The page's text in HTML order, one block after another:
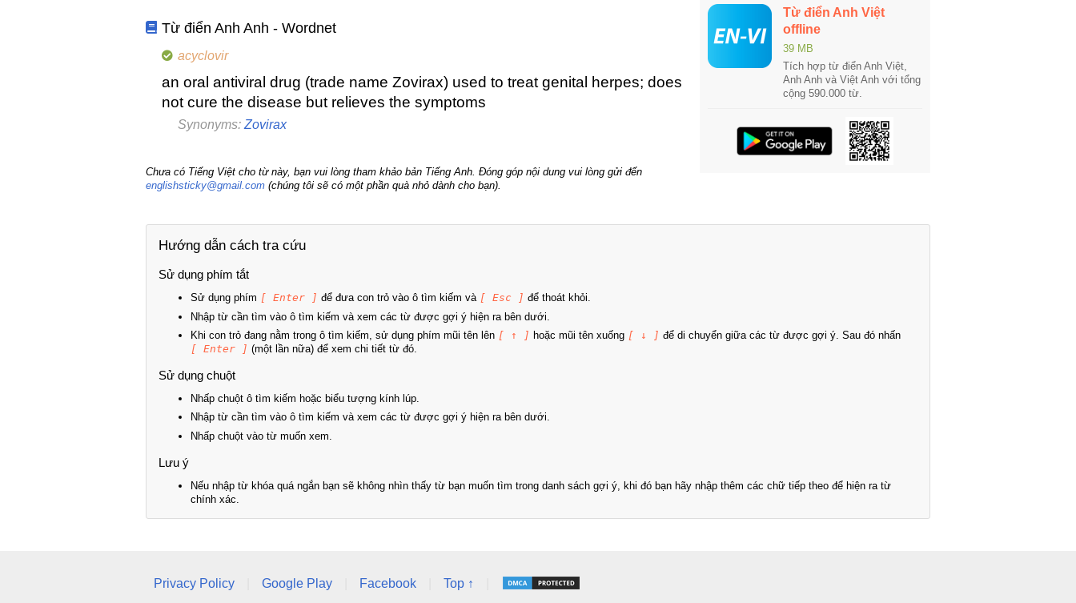
Từ điển Anh Anh - Wordnet
acyclovir
an oral antiviral drug (trade name Zovirax) used to treat genital herpes; does
not cure the disease but relieves the symptoms
Synonyms:Zovirax
Chưa có Tiếng Việt cho từ này, bạn vui lòng tham khảo bản Tiếng Anh. Đóng góp nội dung vui lòng gửi đến
englishsticky@gmail.com (chúng tôi sẽ có một phần quà nhỏ dành cho bạn).
Từ điển Anh Việt
offline
39 MB
Tích hợp từ điển Anh Việt,
Anh Anh và Việt Anh với tổng
cộng 590.000 từ.
Hướng dẫn cách tra cứu
Sử dụng phím tắt
Sử dụng phím [ Enter ] để đưa con trỏ vào ô tìm kiếm và [ Esc ] để thoát khỏi.
Nhập từ cần tìm vào ô tìm kiếm và xem các từ được gợi ý hiện ra bên dưới.
Khi con trỏ đang nằm trong ô tìm kiếm, sử dụng phím mũi tên lên [ ↑ ] hoặc mũi tên xuống [ ↓ ] để di chuyển giữa các từ được gợi ý. Sau đó nhấn
[ Enter ] (một lần nữa) để xem chi tiết từ đó.
Sử dụng chuột
Nhấp chuột ô tìm kiếm hoặc biểu tượng kính lúp.
Nhập từ cần tìm vào ô tìm kiếm và xem các từ được gợi ý hiện ra bên dưới.
Nhấp chuột vào từ muốn xem.
Lưu ý
Nếu nhập từ khóa quá ngắn bạn sẽ không nhìn thấy từ bạn muốn tìm trong danh sách gợi ý, khi đó bạn hãy nhập thêm các chữ tiếp theo để hiện ra từ
chính xác.
Privacy Policy Google Play Facebook Top ↑